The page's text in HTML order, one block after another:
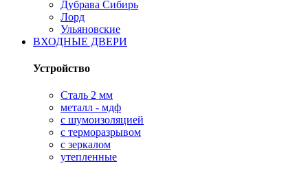
Дубрава Сибирь
Лорд
Ульяновские
ВХОДНЫЕ ДВЕРИ
Устройство
Сталь 2 мм
металл - мдф
с шумоизоляцией
с терморазрывом
с зеркалом
утепленные